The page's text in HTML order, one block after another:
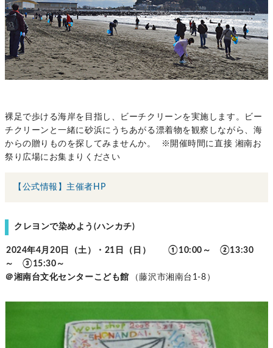
裸足で歩ける海岸を目指し、ビーチクリーンを実施します。ビー
チクリーンと一緒に砂浜にうちあがる漂着物を観察しながら、海
からの贈りものを探してみませんか。 ※開催時間に直接 湘南お
祭り広場にお集まりください
【公式情報】主催者HP
クレヨンで染めよう(ハンカチ)
2024年4月20日（土）・21日（日） ①10:00～ ②13:30
～ ③15:30～
＠湘南台文化センターこども館
（藤沢市湘南台1-8）